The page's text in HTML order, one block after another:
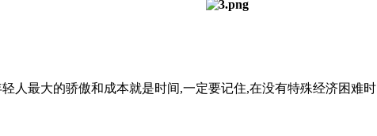
人最大的骄傲和成本就是时间,一定要记住,在没有特殊经济困难时